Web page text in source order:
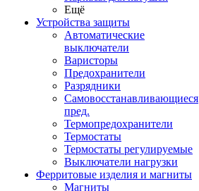
Ещё
Устройства защиты
Автоматические
выключатели
Варисторы
Предохранители
Разрядники
Самовосстанавливающиеся
пред.
Термопредохранители
Термостаты
Термостаты регулируемые
Выключатели нагрузки
Ферритовые изделия и магниты
Магниты